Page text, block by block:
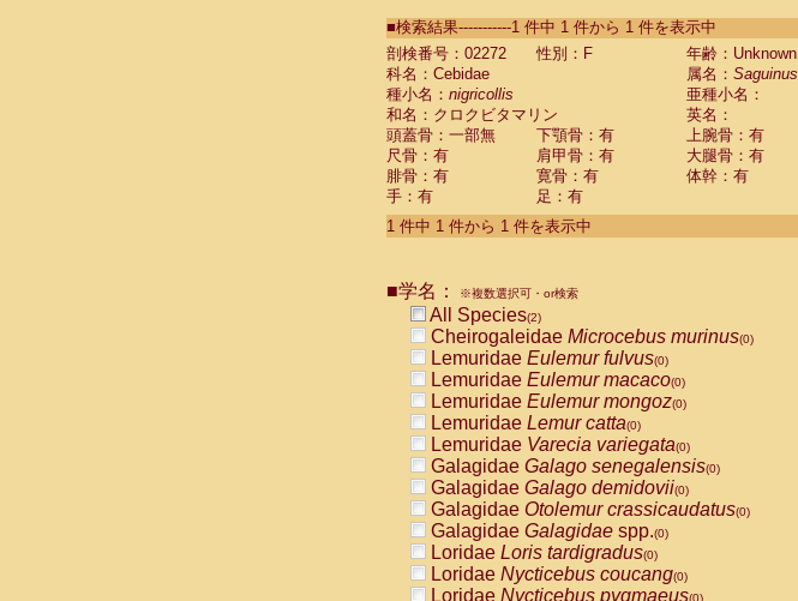
CebidaeSaguinus labiatus(0)
Cebidae Saguinus leucopus (0)
Cebidae
CebidaeSaguinus mystax
CebidaeSaguinus nigricollis (1)
Cebidae Saguinus oedipus
Cebidae Saguinus weddelli
Cebidae Saguinusspp.
Cebidae Aotus trivirgatus
Cebidae Cebus albifrons
CebidaeCebus nigrivittatus
CebidaeCebus
CebidaeSaimiri boliviensis(0)
CebidaeSaimiri sciureus(0)
AtelidaeAlouatta caraya(0)
AtelidaeAlouatta fusca(0)
AtelidaeAlouatta seniculus
AtelidaeAlouattaspp.(0)
AtelidaeAteles belzebuth(0)
AtelidaeAteles geoffroyi(0)
AtelidaeAteles paniscus(0)
AtelidaeAtelesspp.(0)
Atelidae Lagothrix lagothricha
AtelidaeLagothrix lagothricha cana
PitheciidaeCacajao calvus rubicundus
■検索結果-----------1 件中 1 件から 1 件を表示中
剖検番号：02272
性別：F
年齢：Unknown
科名：Cebidae
属名： Saguinus
種小名： nigricollis
亜種小名：
和名：クロクビタマリン
英名：
頭蓋骨：一部無
下顎骨：有 上腕骨：有
尺骨：有
肩甲骨：有 大腿骨：有
腓骨：有
寛骨：有
体幹：有
手：有
足：有
1 件中 1 件から 1 件を表示中
■学名： ※複数選択可・or検索
All Species(2)
Cheirogaleidae Microcebus murinus(0)
Lemuridae Eulemur fulvus(0)
Lemuridae Eulemur macaco(0)
Lemuridae Eulemur mongoz(0)
Lemuridae Lemur catta(0)
Lemuridae Varecia variegata(0)
Galagidae Galago senegalensis(0)
Galagidae Galago demidovii(0)
Galagidae Otolemur crassicaudatus(0)
Galagidae Galagidae spp.(0)
Loridae Loris tardigradus(0)
Loridae Nycticebus coucang(0)
Loridae Nycticebus pygmaeus(0)